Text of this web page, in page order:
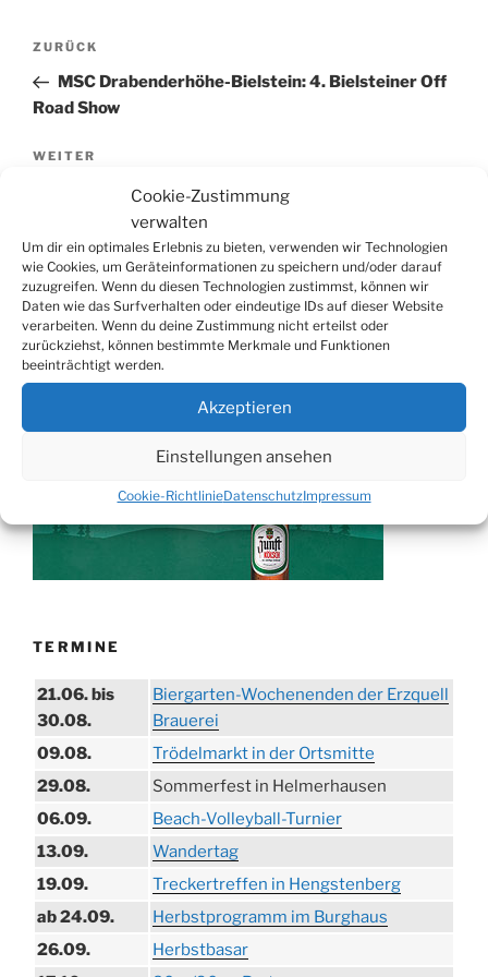
Cookie-Zustimmung
verwalten
Um dir ein optimales Erlebnis zu bieten, verwenden wir Technologien
wie Cookies, um Geräteinformationen zu speichern und/oder darauf
zuzugreifen. Wenn du diesen Technologien zustimmst, können wir
Daten wie das Surfverhalten oder eindeutige IDs auf dieser Website
verarbeiten. Wenn du deine Zustimmung nicht erteilst oder
zurückziehst, können bestimmte Merkmale und Funktionen
beeinträchtigt werden.
Akzeptieren
Einstellungen ansehen
Cookie-RichtlinieDatenschutzImpressum
Beitragsnavigation
Vorheriger
Beitrag
ZURÜCK
MSC Drabenderhöhe-Bielstein: 4. Bielsteiner Off
Road Show
Nächster
WEITER
Hauptschule Bielstein ist bei der Schul-WM dabei
Suchen
nach:
TERMINE
21.06. bis
30.08.
Biergarten-Wochenenden der Erzquell
Brauerei
09.08.
Trödelmarkt in der Ortsmitte
29.08.
Sommerfest in Helmerhausen
06.09.
Beach-Volleyball-Turnier
13.09.
Wandertag
19.09.
Treckertreffen in Hengstenberg
ab 24.09.
Herbstprogramm im Burghaus
26.09.
Herbstbasar